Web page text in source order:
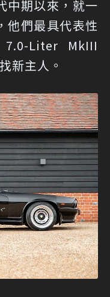
中期以來，就一
他們最具代表性
Liter MkIII
新主人。